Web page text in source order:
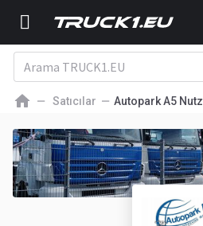
Satıcılar Autopark A5